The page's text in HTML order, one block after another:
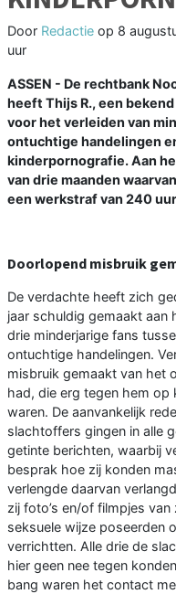
Door Redactie op 8
uur
ASSEN - De rechtbank
heeft Thijs R., een
voor het verleiden van
ontuchtige handelingen
kinderpornografie. Aan
van drie maanden
een werkstraf van 240
Doorlopend misbruik
De verdachte heeft zich
jaar schuldig gemaakt aan
drie minderjarige fans
ontuchtige handelingen.
misbruik gemaakt van het
had, die erg tegen hem
waren. De aanvankelijk
slachtoffers gingen in alle
getinte berichten, waarbij
besprak hoe zij konden
verlengde daarvan
zij foto’s en/of filmpjes
seksuele wijze poseerden
verrichtten. Alle drie de
hier geen nee tegen
bang waren het contact